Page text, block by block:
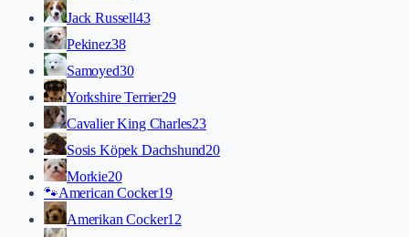
Jack Russell43
Pekinez38
Samoyed30
Yorkshire Terrier29
Cavalier King Charles23
Sosis Köpek Dachshund20
Morkie20
🐾American Cocker19
Amerikan Cocker12